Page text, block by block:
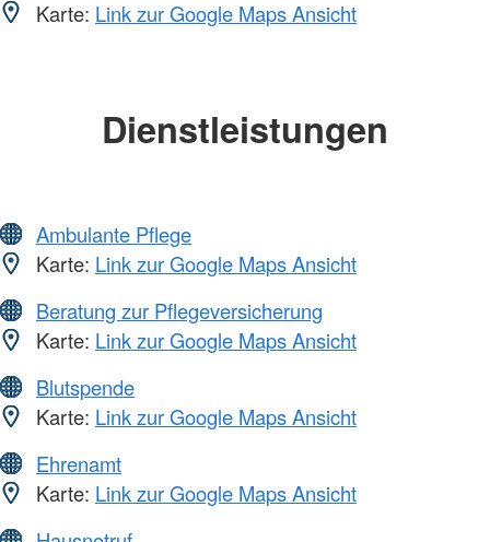
Karte: Link zur Google Maps Ansicht
Dienstleistungen
Ambulante Pflege
Karte: Link zur Google Maps Ansicht
Beratung zur Pflegeversicherung
Karte: Link zur Google Maps Ansicht
Blutspende
Karte: Link zur Google Maps Ansicht
Ehrenamt
Karte: Link zur Google Maps Ansicht